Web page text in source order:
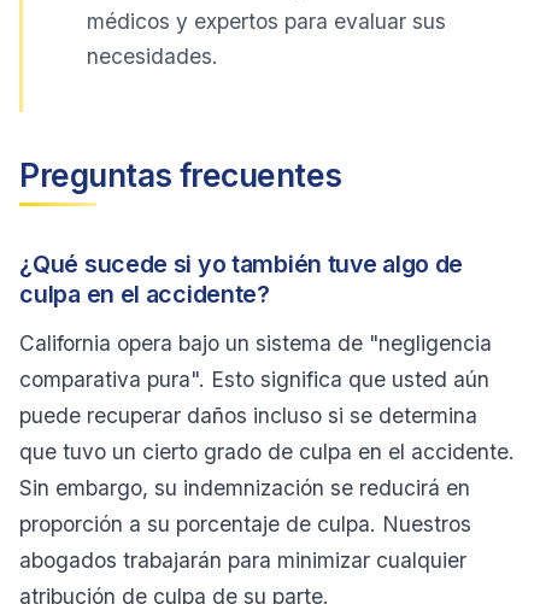
médicos y expertos para evaluar sus
necesidades.
Preguntas frecuentes
¿Qué sucede si yo también tuve algo de
culpa en el accidente?
California opera bajo un sistema de "negligencia
comparativa pura". Esto significa que usted aún
puede recuperar daños incluso si se determina
que tuvo un cierto grado de culpa en el accidente.
Sin embargo, su indemnización se reducirá en
proporción a su porcentaje de culpa. Nuestros
abogados trabajarán para minimizar cualquier
atribución de culpa de su parte.